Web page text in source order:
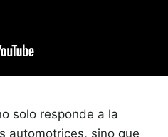
solo responde a la
automotrices, sino que